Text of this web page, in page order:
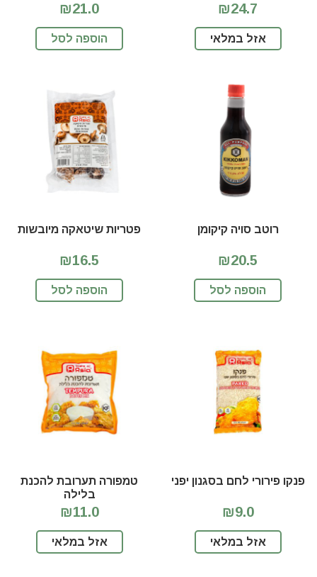
₪24.7
אזל במלאי
₪21.0
הוספה לסל
רוטב סויה קיקומן
₪20.5
הוספה לסל
פטריות שיטאקה מיובשות
₪16.5
הוספה לסל
פנקו פירורי לחם בסגנון יפני
₪9.0
אזל במלאי
טמפורה תערובת להכנת
בלילה
₪11.0
אזל במלאי